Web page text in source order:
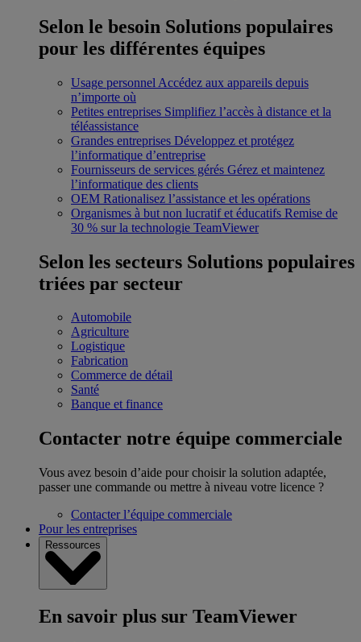
Selon le besoin Solutions populaires
pour les différentes équipes
Usage personnel Accédez aux appareils depuis
n’importe où
Petites entreprises Simplifiez l’accès à distance et la
téléassistance
Grandes entreprises Développez et protégez
l’informatique d’entreprise
Fournisseurs de services gérés Gérez et maintenez
l’informatique des clients
OEM Rationalisez l’assistance et les opérations
Organismes à but non lucratif et éducatifs Remise de
30 % sur la technologie TeamViewer
Selon les secteurs Solutions populaires
triées par secteur
Automobile
Agriculture
Logistique
Fabrication
Commerce de détail
Santé
Banque et finance
Contacter notre équipe commerciale
Vous avez besoin d’aide pour choisir la solution adaptée,
passer une commande ou mettre à niveau votre licence ?
Contacter l’équipe commerciale
Pour les entreprises
Ressources
En savoir plus sur TeamViewer